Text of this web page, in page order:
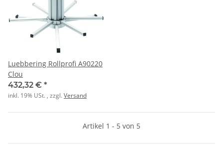
Luebbering Rollprofi A90220
Clou
432,32 € *
inkl. 19% USt. , zzgl.Versand
Artikel 1 - 5 von 5